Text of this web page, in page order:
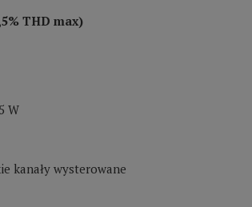
THD max)
W
kanały wysterowane